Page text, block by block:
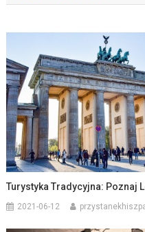
Turystyka Tradycyjna: Poznaj
2021-06-12